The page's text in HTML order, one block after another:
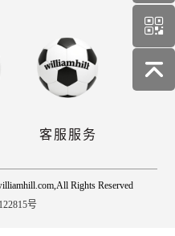
客服服务
Rights Reserved
号